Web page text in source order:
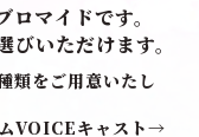
マイドです。
いただけます。
類をご用意いたし
VOICEキャスト→